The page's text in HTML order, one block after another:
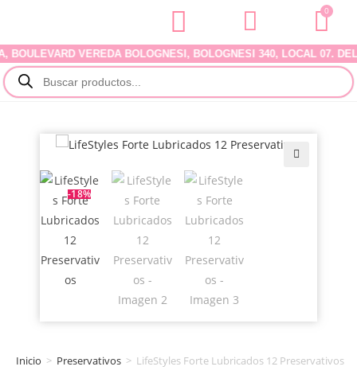
0
VEREDA BOLOGNESI, BOLOGNESI 340, LOCAL 07.
Inicio > Preservativos > LifeStyles Forte Lubricados 12 Preservativos
-18%